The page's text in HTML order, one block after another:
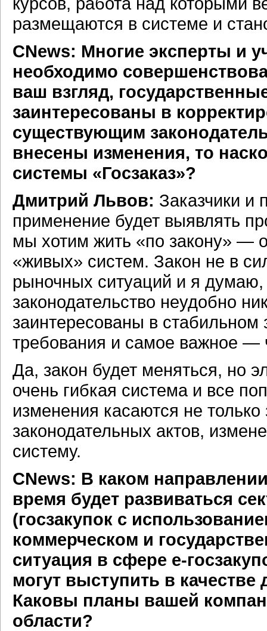
размещаются в системе и
CNews: Многие эксперты и
необходимо
ваш взгляд,
заинтересованы в
существующим
внесены изменения, то
системы «Госзаказ»?
Дмитрий Львов: Заказчики и
применение будет выявлять
мы хотим жить «по закону» —
«живых» систем. Закон не в
рыночных ситуаций и я
законодательство неудобно
заинтересованы в
требования и самое важное —
Да, закон будет меняться, но
очень гибкая система и все
изменения касаются не только
законодательных актов,
систему.
CNews: В каком
время будет развиваться
(госзакупок с
коммерческом и
ситуация в сфере е-
могут выступить в качестве
Каковы планы вашей
области?